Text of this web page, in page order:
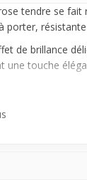
tendre se
porter,
de brillance
touche